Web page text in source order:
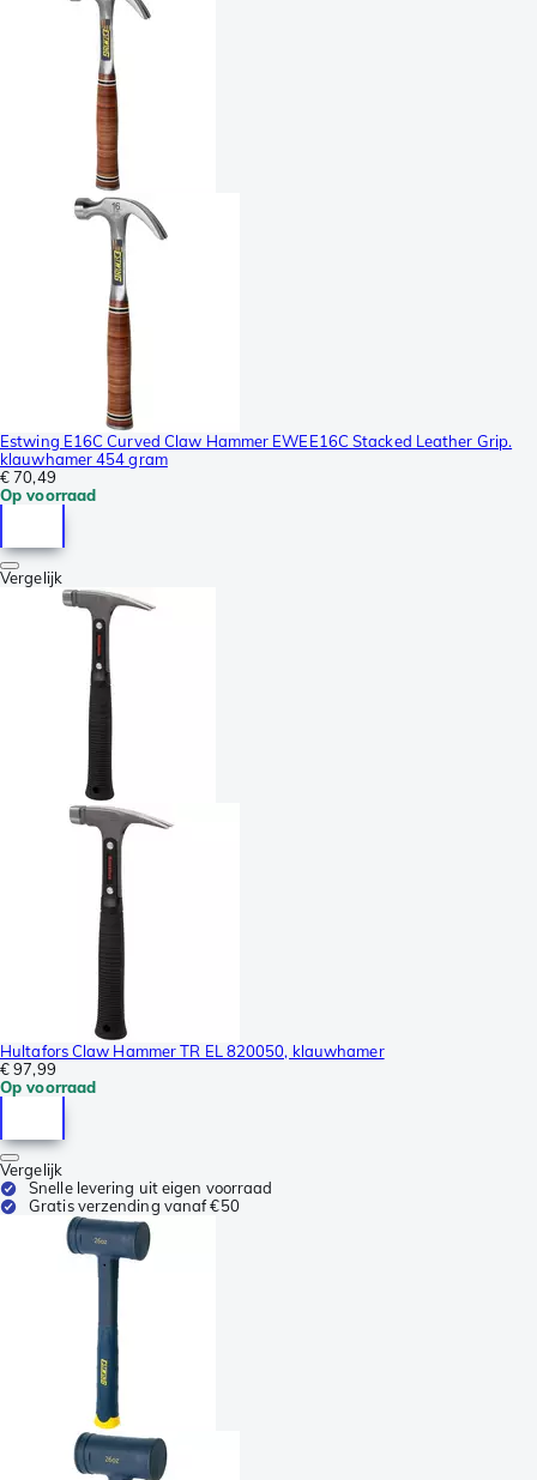
Estwing E16C Curved Claw Hammer EWEE16C Stacked Leather Grip.
klauwhamer 454 gram
€ 70,49
Op voorraad
Vergelijk
Hultafors Claw Hammer TR EL 820050, klauwhamer
€ 97,99
Op voorraad
Vergelijk
Snelle levering uit eigen voorraad
Gratis verzending vanaf €50